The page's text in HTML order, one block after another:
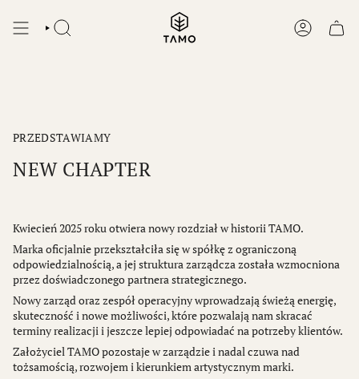
treści
SZUKAJ KONTO
PRZEDSTAWIAMY
NEW CHAPTER
Kwiecień 2025 roku otwiera nowy rozdział w historii TAMO.
Marka oficjalnie przekształciła się w spółkę z ograniczoną
odpowiedzialnością, a jej struktura zarządcza została wzmocniona
przez doświadczonego partnera strategicznego.
Nowy zarząd oraz zespół operacyjny wprowadzają świeżą energię,
skuteczność i nowe możliwości, które pozwalają nam skracać
terminy realizacji i jeszcze lepiej odpowiadać na potrzeby klientów.
Założyciel TAMO pozostaje w zarządzie i nadal czuwa nad
tożsamością, rozwojem i kierunkiem artystycznym marki.